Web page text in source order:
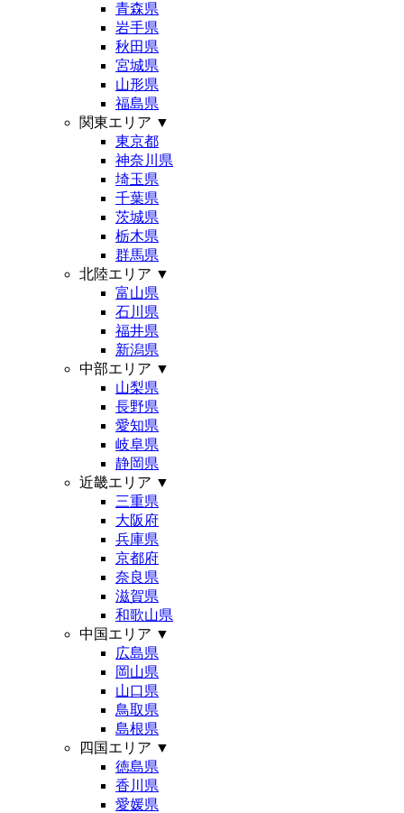
青森県
岩手県
秋田県
宮城県
山形県
福島県
関東エリア ▼
東京都
神奈川県
埼玉県
千葉県
茨城県
栃木県
群馬県
北陸エリア ▼
富山県
石川県
福井県
新潟県
中部エリア ▼
山梨県
長野県
愛知県
岐阜県
静岡県
近畿エリア ▼
三重県
大阪府
兵庫県
京都府
奈良県
滋賀県
和歌山県
中国エリア ▼
広島県
岡山県
山口県
鳥取県
島根県
四国エリア ▼
徳島県
香川県
愛媛県